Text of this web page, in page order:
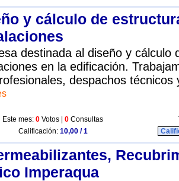
y cálculo de
destinada al diseño y cálculo
en la edificación.
despachos técnicos
Este mes: 0 Votos | 0 Consultas
Calificación: 10,00 / 1
Imperaqua